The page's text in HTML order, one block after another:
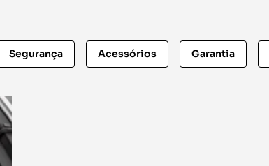
Segurança Acessórios Garantia